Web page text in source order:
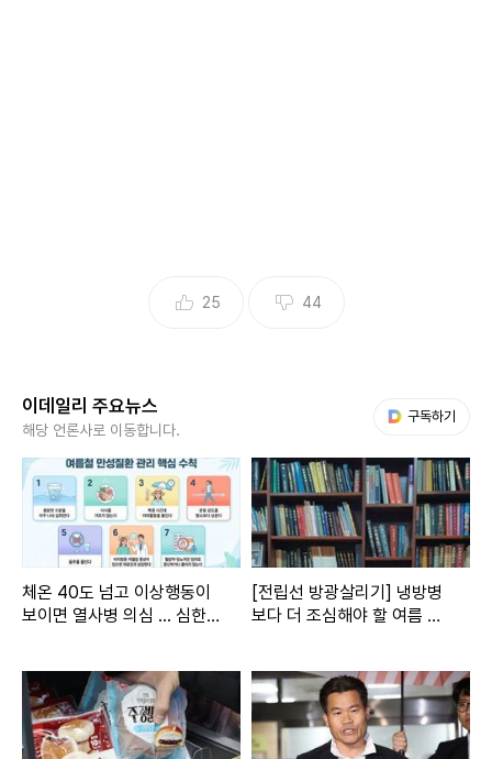
렸고, 유족이 가해자인 직장 동료를 상대로 민사소송을 한다는
떠올리니 마음이 아프다. 젊은 나이에 세상을 등진 고인의 명
복을 빌며, 유가족께도 깊은 위로의 말씀을 전한다”고 운을 뗐
안 의원은 “우리 사회에는 여전히 직장 내 괴롭힘이 만연해 있
다”고 짚었다. 그러면서 방송사 비정규직 10명 중 7명이 직장
내 괴롭힘을 당했다는 조사 결과를 소개했다.
25 44
이데일리 주요뉴스
해당 언론사로 이동합니다.
구독하기
체온 40도 넘고 이상행동이
보이면 열사병 의심 ... 심한
[전립선 방광살리기] 냉방병
보다 더 조심해야 할 여름 방